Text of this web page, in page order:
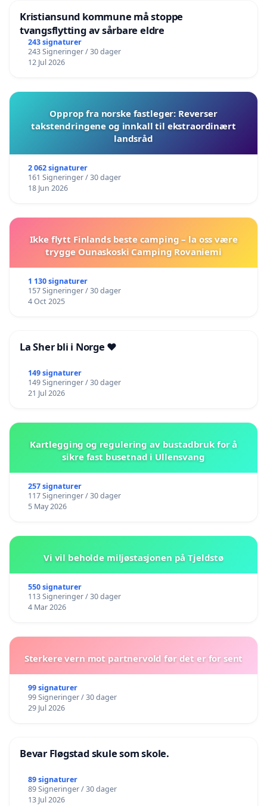
Kristiansund kommune må stoppe
tvangsflytting av sårbare eldre
243 signaturer
243 Signeringer / 30 dager
12 Jul 2026
Opprop fra norske fastleger: Reverser
takstendringene og innkall til ekstraordinært
landsråd
2 062 signaturer
161 Signeringer / 30 dager
18 Jun 2026
Ikke flytt Finlands beste camping – la oss være
trygge Ounaskoski Camping Rovaniemi
1 130 signaturer
157 Signeringer / 30 dager
4 Oct 2025
La Sher bli i Norge ❤️
149 signaturer
149 Signeringer / 30 dager
21 Jul 2026
Kartlegging og regulering av bustadbruk for å
sikre fast busetnad i Ullensvang
257 signaturer
117 Signeringer / 30 dager
5 May 2026
Vi vil beholde miljøstasjonen på Tjeldstø
550 signaturer
113 Signeringer / 30 dager
4 Mar 2026
Sterkere vern mot partnervold før det er for sent
99 signaturer
99 Signeringer / 30 dager
29 Jul 2026
Bevar Fløgstad skule som skole.
89 signaturer
89 Signeringer / 30 dager
13 Jul 2026